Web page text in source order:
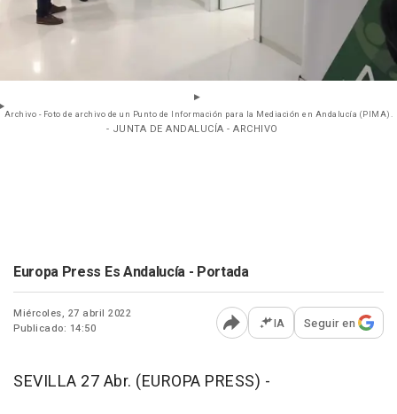
Archivo - Foto de archivo de un Punto de Información para la Mediación en Andalucía (PIMA).
- JUNTA DE ANDALUCÍA - ARCHIVO
Europa Press Es Andalucía - Portada
Miércoles, 27 abril 2022
Publicado: 14:50
Abrir opciones para
IA Seguir en
SEVILLA 27 Abr. (EUROPA PRESS) -